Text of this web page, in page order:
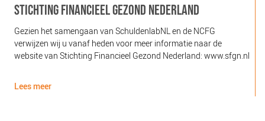
STICHTING FINANCIEEL GEZOND NEDERLAND
Gezien het samengaan van SchuldenlabNL en de NCFG
verwijzen wij u vanaf heden voor meer informatie naar de
website van Stichting Financieel Gezond Nederland: www.sfgn.nl
Lees meer